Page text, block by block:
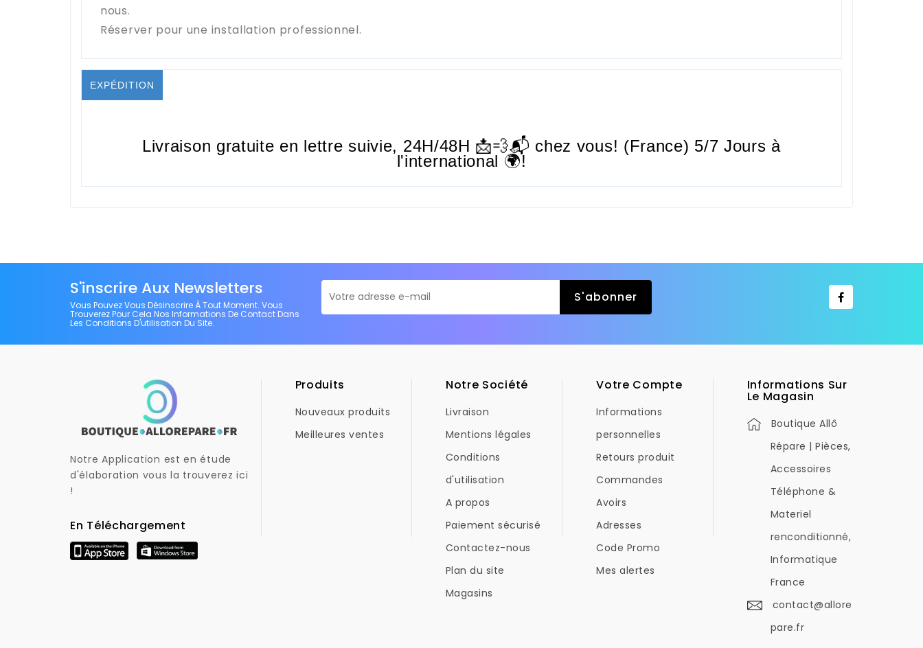
nous.
Réserver pour une installation professionnel.
EXPÉDITION
Livraison gratuite en lettre suivie, 24H/48H 📩💨📬 chez vous! (France) 5/7 Jours à
l'international 🌍!
S'inscrire Aux Newsletters
Vous Pouvez Vous Désinscrire À Tout Moment. Vous
Trouverez Pour Cela Nos Informations De Contact Dans
Les Conditions D'utilisation Du Site.
Notre Application est en étude
d'élaboration vous la trouverez ici
!
En Téléchargement
Produits
Nouveaux produits
Meilleures ventes
Notre Société
Livraison
Mentions légales
Conditions
d'utilisation
A propos
Paiement sécurisé
Contactez-nous
Plan du site
Magasins
Votre Compte
Informations
personnelles
Retours produit
Commandes
Avoirs
Adresses
Code Promo
Mes alertes
Informations Sur
Le Magasin
Boutique Allô
Répare | Pièces,
Accessoires
Téléphone &
Materiel
renconditionné,
Informatique
France
contact@allore
pare.fr